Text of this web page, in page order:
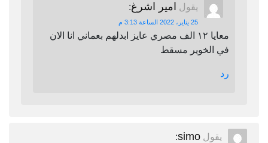
يقول امير اشرغ:
25 يناير، 2022 الساعة 3:13 م
معايا ١٢ الف مصري عايز ابدلهم بعماني انا الان
في الخوير مسقط
رد
يقول simo
: